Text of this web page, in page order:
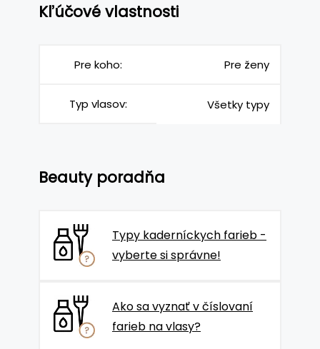
Kľúčové vlastnosti
Pre koho: Pre ženy
Typ vlasov: Všetky typy
Beauty poradňa
Typy kaderníckych farieb -
vyberte si správne!
Ako sa vyznať v číslovaní
farieb na vlasy?